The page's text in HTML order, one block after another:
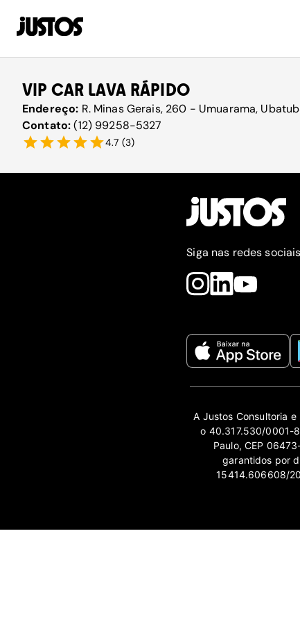
VIP CAR LAVA RÁPIDO
Endereço: R. Minas Gerais, 260 - Umuarama,
Contato:(12) 99258-5327
4.7 (3)
Siga nas redes sociais
A Justos Consultoria
o 40.317.530/0001-
Paulo, CEP
garantidos por
15414.606608/